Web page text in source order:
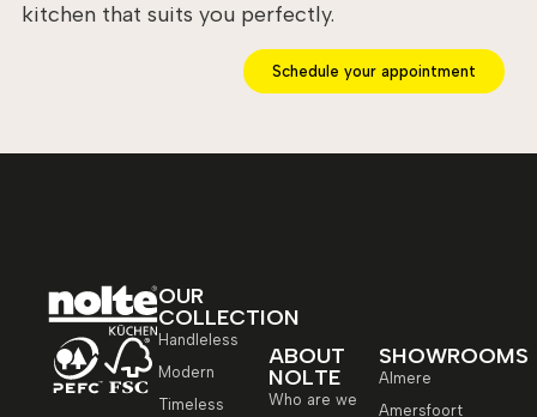
kitchen that suits you perfectly.
Schedule your appointment
OUR
COLLECTION
Handleless
Modern
Timeless
ABOUT
NOLTE
Who are we
SHOWROOMS
Almere
Amersfoort